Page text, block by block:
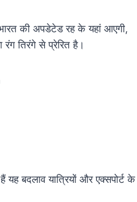
की अपडेटेड रह के यहां आएगी,
रंग तिरंगे से प्रेरित है।
बदलाव यात्रियों और एक्सपोर्ट के